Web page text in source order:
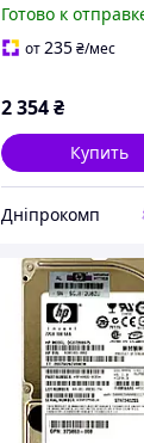
Готово к
от235 ₴/мес
2 354 ₴
Купить
Дніпрокомп